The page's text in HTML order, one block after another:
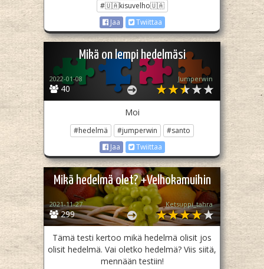
#🇺🇦kisuvelho🇺🇦
Jaa
Twiittaa
Mikä on lempi hedelmäsi
40
2022-01-08 Jumperwin
Moi
#hedelmä #jumperwin
#santo
Jaa
Twiittaa
Mikä hedelmä olet? +Velhokamuihin
299
2021-11-27 Ketsuppi_tahra
Tämä testi kertoo mikä hedelmä olisit jos
olisit hedelmä. Vai oletko hedelmä? Viis siitä,
mennään testiin!